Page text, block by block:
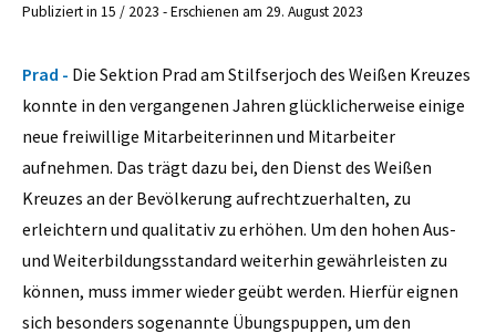
Publiziert in 15 / 2023 - Erschienen am 29. August 2023
Prad - Die Sektion Prad am Stilfserjoch des Weißen Kreuzes
konnte in den vergangenen Jahren glücklicherweise einige
neue freiwillige Mitarbeiterinnen und Mitarbeiter
aufnehmen. Das trägt dazu bei, den Dienst des Weißen
Kreuzes an der Bevölkerung aufrechtzuerhalten, zu
erleichtern und qualitativ zu erhöhen. Um den hohen Aus-
und Weiterbildungsstandard weiterhin gewährleisten zu
können, muss immer wieder geübt werden. Hierfür eignen
sich besonders sogenannte Übungspuppen, um den